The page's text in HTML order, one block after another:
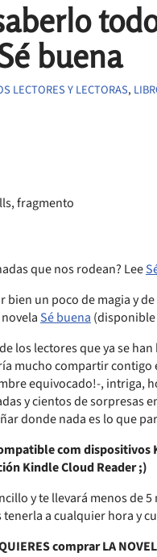
buena
LECTORES Y LECTORAS,
que nos rodean? Lee
bien un poco de magia y
Sé buena
los lectores que ya se
mucho compartir
equivocado!-, intriga,
y cientos de sorpresas
donde nada es lo que
com
Kindle Cloud Reader ;)
y te llevará menos de
a cualquier hora y
comprar LA